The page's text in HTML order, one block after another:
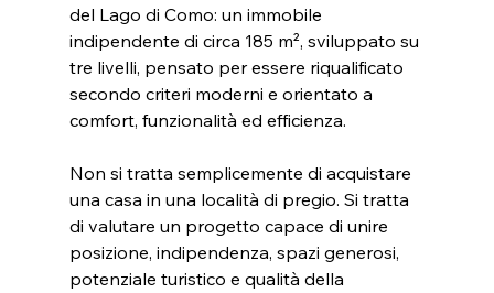
del Lago di Como: un immobile
indipendente di circa 185 m², sviluppato su
tre livelli, pensato per essere riqualificato
secondo criteri moderni e orientato a
comfort, funzionalità ed efficienza.
Non si tratta semplicemente di acquistare
una casa in una località di pregio. Si tratta
di valutare un progetto capace di unire
posizione, indipendenza, spazi generosi,
potenziale turistico e qualità della